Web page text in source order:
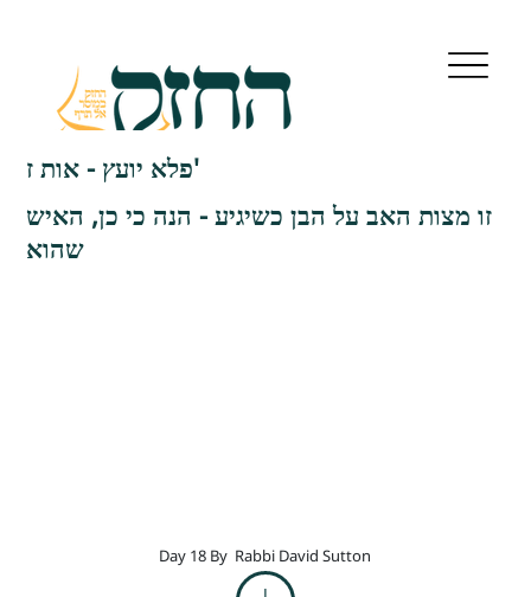
פלא יועץ - אות ז'
זו מצות האב על הבן כשיגיע - הנה כי כן, האיש
שהוא
Day 18 By Rabbi David Sutton